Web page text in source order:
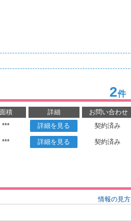
2件
面積 詳細
お問い合わせ
*** 詳細を見る 契約済み
*** 詳細を見る
契約済み
情報の見方